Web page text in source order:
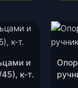
и
к-т.